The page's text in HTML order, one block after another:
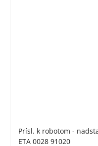
Prísl. k robotom -
ETA 0028 91020